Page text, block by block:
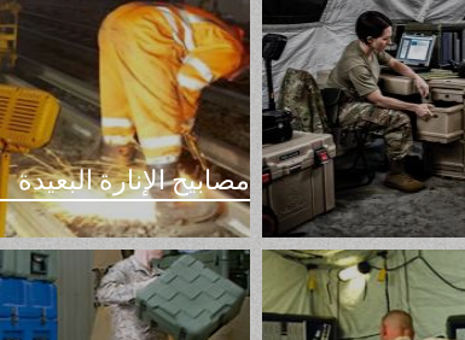
مصابيح الإنارة البعيدة